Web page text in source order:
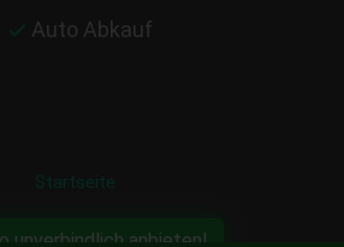
Auto Abkauf
Startseite
unverbindlich anbieten!